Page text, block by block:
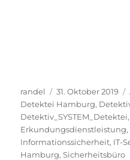
Autor
randel
Veröffentlicht
am
31. Oktober 2019
Detektei Hamburg,
Detektiv_SYSTEM_Detektei,
Erkundungsdienstleistung,
Informationssicherheit, IT-
Hamburg,Sicherheitsbüro